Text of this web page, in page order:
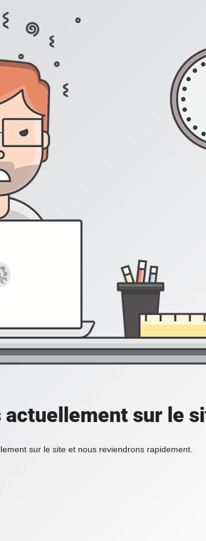
sur le
sur le site et nous reviendrons rapidement.